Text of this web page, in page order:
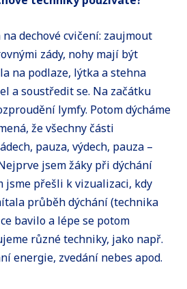
dechové cvičení: zaujmout
zády, nohy mají být
na podlaze, lýtka a stehna
a soustředit se. Na začátku
lymfy. Potom dýcháme
že všechny části
pauza, výdech, pauza –
jsem žáky při dýchání
jsme přešli k vizualizaci, kdy
průběh dýchání (technika
bavilo a lépe se potom
různé techniky, jako např.
energie, zvedání nebes apod.